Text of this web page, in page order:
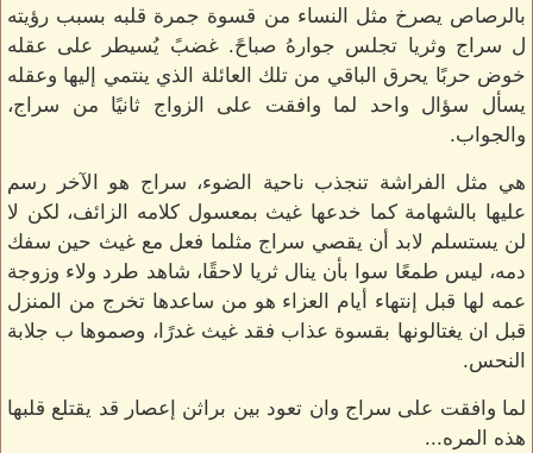
بالرصاص يصرخ مثل النساء من قسوة جمرة قلبه بسبب رؤيته
ل سراج وثريا تجلس جوارهُ صباحً. غضبً يُسيطر على عقله
خوض حربًا يحرق الباقي من تلك العائلة الذي ينتمي إليها وعقله
يسأل سؤال واحد لما وافقت على الزواج ثانيًا من سراج،
والجواب.
هي مثل الفراشة تنجذب ناحية الضوء، سراج هو الآخر رسم
عليها بالشهامة كما خدعها غيث بمعسول كلامه الزائف، لكن لا
لن يستسلم لابد أن يقصي سراج مثلما فعل مع غيث حين سفك
دمه، ليس طمعًا سوا بأن ينال ثريا لاحقًا، شاهد طرد ولاء وزوجة
عمه لها قبل إنتهاء أيام العزاء هو من ساعدها تخرج من المنزل
قبل ان يغتالونها بقسوة عذاب فقد غيث غدرًا، وصموها ب جلابة
النحس.
لما وافقت على سراج وان تعود بين براثن إعصار قد يقتلع قلبها
هذه المره...